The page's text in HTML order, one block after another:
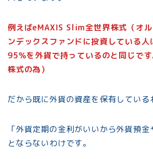
例えばeMAXIS Slim全世界株式（オ
ンデックスファンドに投資している人
95％を外貨で持っているのと同じで
株式の為）
だから既に外貨の資産を保有している
「外貨定期の金利がいいから外貨預金
とならないわけです。